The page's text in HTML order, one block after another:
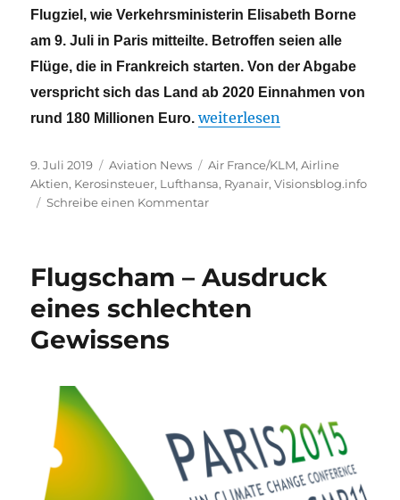
Flugziel, wie Verkehrsministerin Elisabeth Borne
am 9. Juli in Paris mitteilte. Betroffen seien alle
Flüge, die in Frankreich starten. Von der Abgabe
verspricht sich das Land ab 2020 Einnahmen von
rund 180 Millionen Euro. „Frankreich plant ab 2020
weiterlesen
Veröffentlicht
am
9. Juli 2019 Kategorien
Aviation News Schlagwörter
Air France/KLM,Airline
Aktien, Kerosinsteuer, Lufthansa, Ryanair,Visionsblog.info
Schreibe einen Kommentarzu
2020
Öko-
Flugscham – Ausdruck
eines schlechten
Gewissens